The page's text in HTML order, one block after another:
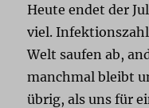
Heute endet der
viel.
Welt saufen ab,
manchmal bleibt
übrig, als uns für